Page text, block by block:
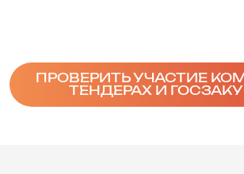
ПРОВЕРИТЬ УЧАСТИЕ
ТЕНДЕРАХ И